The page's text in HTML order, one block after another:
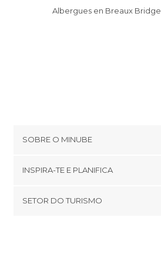
Albergues en Breaux Bridge
SOBRE O MINUBE
Términos e Condições
INSPIRA-TE E PLANIFICA
SETOR DO TURISMO